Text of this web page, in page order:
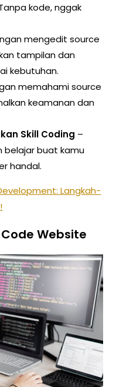
kode, nggak
mengedit source
tampilan dan
kebutuhan.
memahami source
keamanan dan
Skill Coding –
belajar buat kamu
handal.
Langkah-
Website